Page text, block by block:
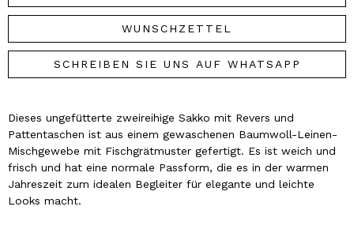
WUNSCHZETTEL
SCHREIBEN SIE UNS AUF WHATSAPP
Dieses ungefütterte zweireihige Sakko mit Revers und
Pattentaschen ist aus einem gewaschenen Baumwoll-Leinen-
Mischgewebe mit Fischgrätmuster gefertigt. Es ist weich und
frisch und hat eine normale Passform, die es in der warmen
Jahreszeit zum idealen Begleiter für elegante und leichte
Looks macht.